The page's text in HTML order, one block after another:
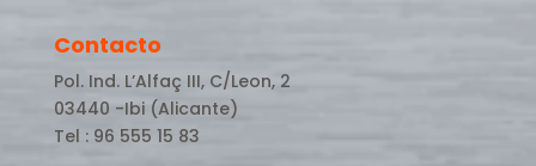
Contacto
Pol. Ind. L’Alfaç III, C/Leon, 2
03440 -Ibi (Alicante)
Tel : 96 555 15 83